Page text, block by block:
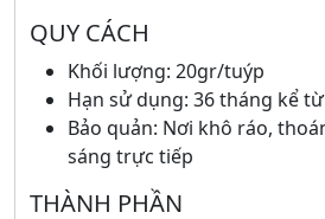
QUY CÁCH
Khối lượng: 20gr/tuýp
Hạn sử dụng: 36 tháng kể
Bảo quản: Nơi khô ráo,
sáng trực tiếp
THÀNH PHẦN